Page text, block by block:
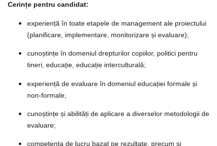
Cerințe pentru candidat:
experiență în toate etapele de management ale proiectului
(planificare, implementare, monitorizare și evaluare);
cunoștințe în domeniul drepturilor copiilor, politici pentru
tineri, educație, educație interculturală;
experiență de evaluare în domeniul educației formale și
non-formale;
cunoștințe și abilități de aplicare a diverselor metodologii de
evaluare;
competența de lucru bazat pe rezultate, precum și